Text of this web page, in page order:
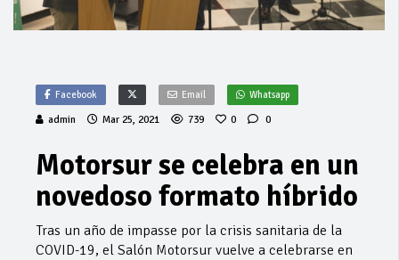
Facebook Email Whatsapp
admin Mar 25, 2021 739 0 0
Motorsur se celebra en un
novedoso formato híbrido
Tras un año de impasse por la crisis sanitaria de la
COVID-19, el Salón Motorsur vuelve a celebrarse en